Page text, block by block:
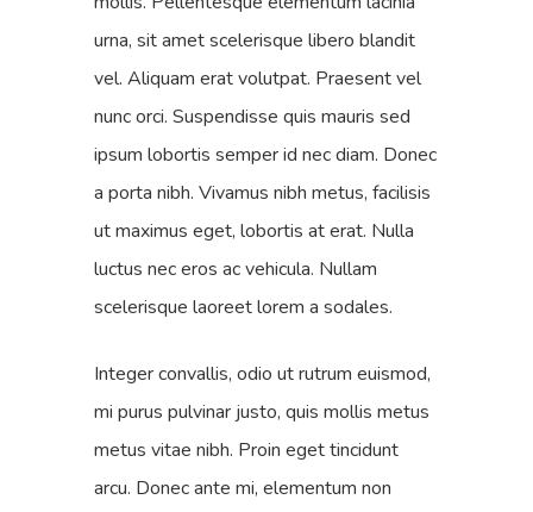
urna, sit amet scelerisque libero blandit
vel. Aliquam erat volutpat. Praesent vel
nunc orci. Suspendisse quis mauris sed
ipsum lobortis semper id nec diam. Donec
a porta nibh. Vivamus nibh metus, facilisis
ut maximus eget, lobortis at erat. Nulla
luctus nec eros ac vehicula. Nullam
scelerisque laoreet lorem a sodales.
Integer convallis, odio ut rutrum euismod,
mi purus pulvinar justo, quis mollis metus
metus vitae nibh. Proin eget tincidunt
arcu. Donec ante mi, elementum non